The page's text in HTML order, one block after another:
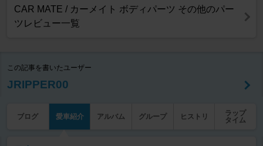
CAR MATE / カーメイト ボディパーツ その他のパー
ツレビュー一覧
この記事を書いたユーザー
JRIPPER00
ブログ 愛車紹介 アルバム グループ ヒストリ
ラップ
タイム